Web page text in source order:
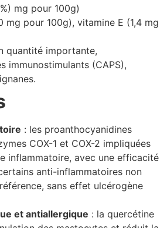
mg pour 100g)
mg pour 100g), vitamine E (1,4 mg
quantité importante,
immunostimulants (CAPS),
: les proanthocyanidines
COX-1 et COX-2 impliquées
inflammatoire, avec une efficacité
anti-inflammatoires non
sans effet ulcérogène
et antiallergique : la quercétine